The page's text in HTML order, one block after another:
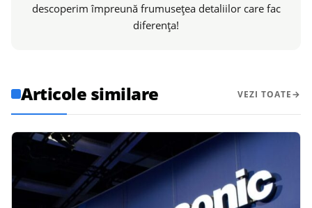
descoperim împreună frumusețea detaliilor care fac
diferența!
Articole similare VEZI TOATE